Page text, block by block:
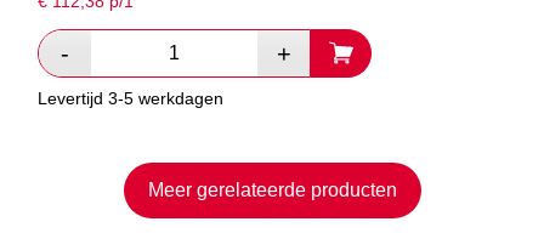
Levertijd 3-5 werkdagen
Meer gerelateerde producten